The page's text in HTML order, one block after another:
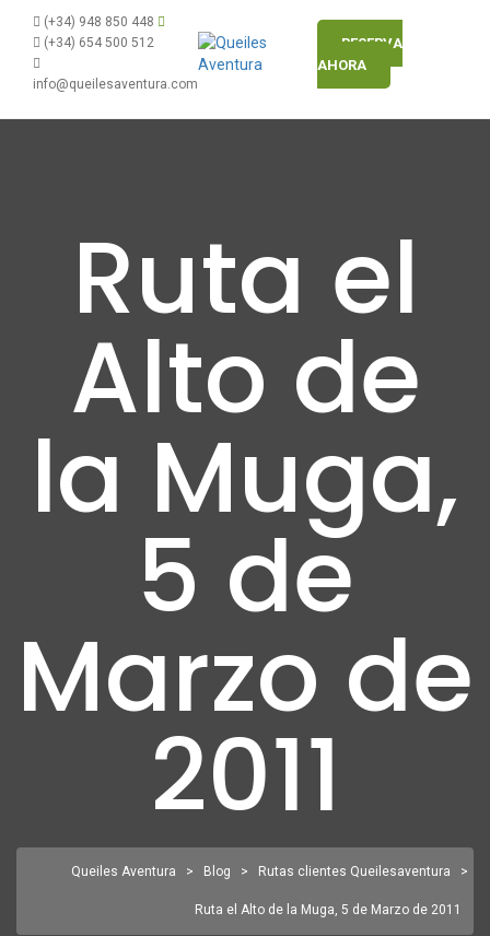
(+34) 948 850 448
(+34) 654 500 512
info@queilesaventura.com
RESERVA
AHORA
Ruta el
Alto de
la Muga,
5 de
Marzo de
2011
Queiles Aventura > Blog > Rutas clientes Queilesaventura >
Ruta el Alto de la Muga, 5 de Marzo de 2011